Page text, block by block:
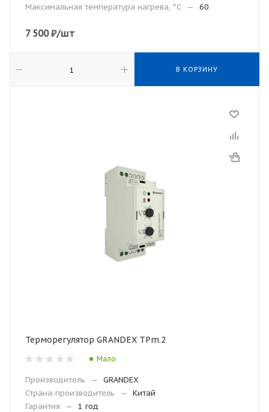
Максимальная температура нагрева, °С
— 60
7 500₽/шт
В КОРЗИНУ
Терморегулятор GRANDEX ТРm.2
Мало
Производитель —
GRANDEX
Страна-производитель
—
Китай
Гарантия
—
1 год